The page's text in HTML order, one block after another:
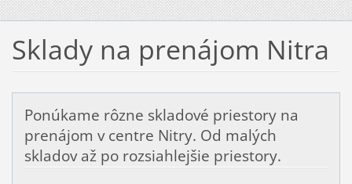
Sklady na prenájom Nitra
Ponúkame rôzne skladové priestory na
prenájom v centre Nitry. Od malých
skladov až po rozsiahlejšie priestory.